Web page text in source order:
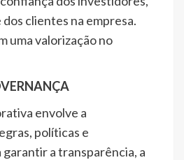
clientes na empresa.
uma valorização no
envolve a
políticas e
a transparência, a